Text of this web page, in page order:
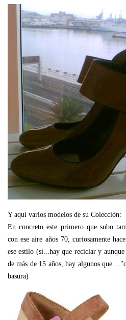
Y aquí varios modelos de su Colección:
En concreto este primero que subo
con ese aire años 70, curiosamente
ese estilo (sí...hay que reciclar y
de más de 15 años, hay algunos que
basura)